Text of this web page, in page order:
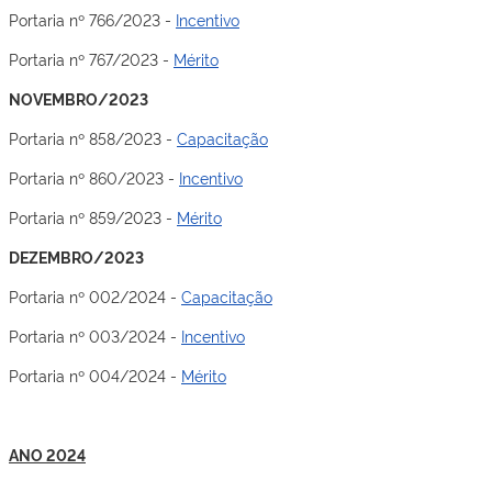
Portaria nº 766/2023 - Incentivo
Portaria nº 767/2023 - Mérito
NOVEMBRO/2023
Portaria nº 858/2023 - Capacitação
Portaria nº 860/2023 - Incentivo
Portaria nº 859/2023 - Mérito
DEZEMBRO/2023
Portaria nº 002/2024 - Capacitação
Portaria nº 003/2024 - Incentivo
Portaria nº 004/2024 - Mérito
ANO 2024